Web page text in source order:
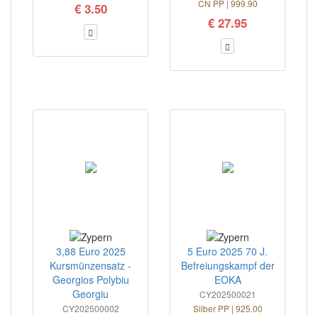
€ 3.50
CN PP | 999.90
€ 27.95
3,88 Euro 2025
Kursmünzensatz -
Georgios Polybiu
Georgiu
CY202500002
5 Euro 2025 70 J.
Befreiungskampf der
EOKA
CY202500021
Silber PP | 925.00